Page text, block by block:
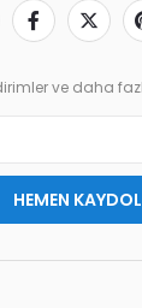
ve daha
HEMEN KAYDOL